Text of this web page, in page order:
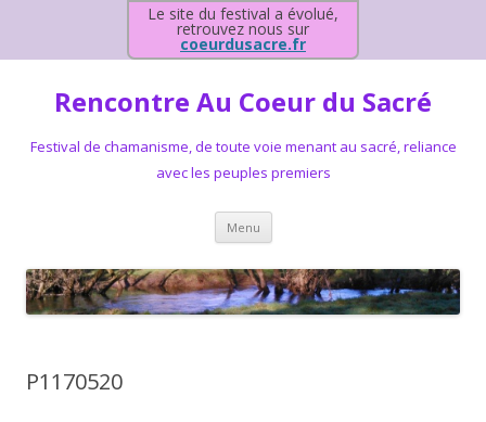
Le site du festival a évolué,
retrouvez nous sur
coeurdusacre.fr
Rencontre Au Coeur du Sacré
Festival de chamanisme, de toute voie menant au sacré, reliance
avec les peuples premiers
Menu Aller au contenu principal
P1170520